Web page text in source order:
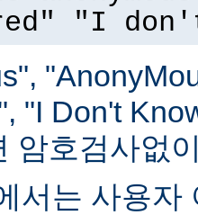
"I
"I Don't
암호검사없
서는 사용자